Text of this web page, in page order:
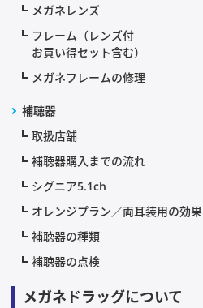
メガネレンズ
フレーム（レンズ付
お買い得セット含む）
メガネフレームの修理
補聴器
取扱店舗
補聴器購入までの流れ
シグニア5.1ch
オレンジプラン／両耳装用の効果
補聴器の種類
補聴器の点検
メガネドラッグについて